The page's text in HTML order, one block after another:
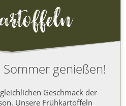
genießen!
Geschmack der
Unsere Frühkartoffeln